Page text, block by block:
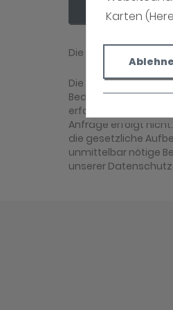
Karten
Absenden
Die mit (*)
Die Daten, die Sie
Bearbeitung Ihrer
erfolgen. Eine
Anfrage erfolgt
die gesetzliche
unmittelbar nötige
unserer